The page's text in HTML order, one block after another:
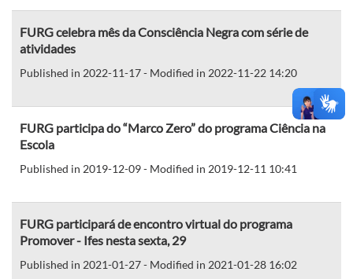
FURG celebra mês da Consciência Negra com série de
atividades
Published in 2022-11-17 - Modified in 2022-11-22 14:20
FURG participa do “Marco Zero” do programa Ciência na
Escola
Published in 2019-12-09 - Modified in 2019-12-11 10:41
FURG participará de encontro virtual do programa
Promover - Ifes nesta sexta, 29
Published in 2021-01-27 - Modified in 2021-01-28 16:02